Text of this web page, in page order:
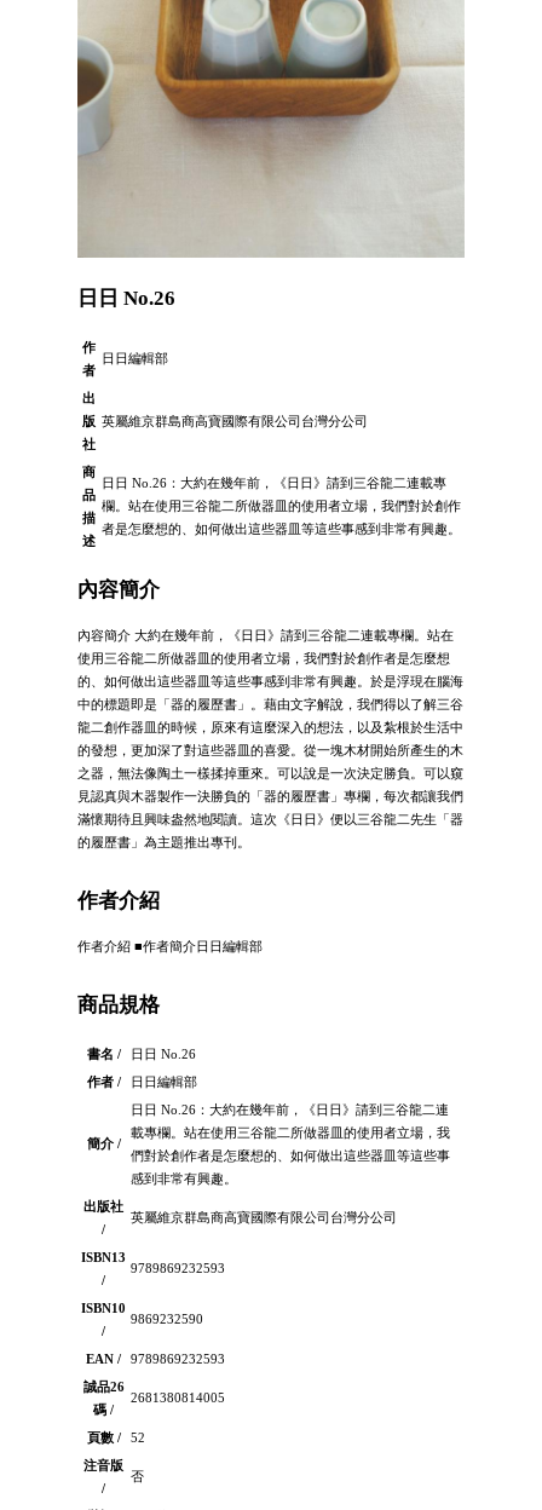
日日 No.26
作
者
日日編輯部
出
版
社
英屬維京群島商高寶國際有限公司台灣分公司
商
品
描
述
日日 No.26：大約在幾年前，《日日》請到三谷龍二連載專
欄。站在使用三谷龍二所做器皿的使用者立場，我們對於創作
者是怎麼想的、如何做出這些器皿等這些事感到非常有興趣。
內容簡介
內容簡介 大約在幾年前，《日日》請到三谷龍二連載專欄。站在
使用三谷龍二所做器皿的使用者立場，我們對於創作者是怎麼想
的、如何做出這些器皿等這些事感到非常有興趣。於是浮現在腦海
中的標題即是「器的履歷書」。藉由文字解說，我們得以了解三谷
龍二創作器皿的時候，原來有這麼深入的想法，以及紮根於生活中
的發想，更加深了對這些器皿的喜愛。從一塊木材開始所產生的木
之器，無法像陶土一樣揉掉重來。可以說是一次決定勝負。可以窺
見認真與木器製作一決勝負的「器的履歷書」專欄，每次都讓我們
滿懷期待且興味盎然地閱讀。這次《日日》便以三谷龍二先生「器
的履歷書」為主題推出專刊。
作者介紹
作者介紹 ■作者簡介日日編輯部
商品規格
書名 /
日日 No.26
作者 /
日日編輯部
簡介 /
日日 No.26：大約在幾年前，《日日》請到三谷龍二連
載專欄。站在使用三谷龍二所做器皿的使用者立場，我
們對於創作者是怎麼想的、如何做出這些器皿等這些事
感到非常有興趣。
出版社
/
英屬維京群島商高寶國際有限公司台灣分公司
ISBN13
/
9789869232593
ISBN10
/
9869232590
EAN /
9789869232593
誠品26
碼 /
2681380814005
頁數 /
52
注音版
/
否